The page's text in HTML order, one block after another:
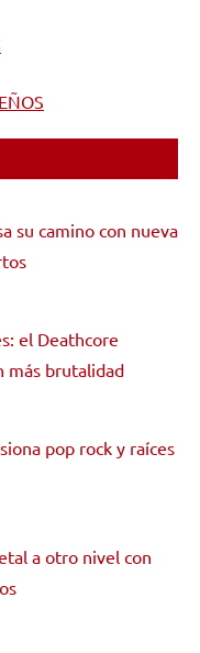
su camino con nueva
el Deathcore
más brutalidad
pop rock y raíces
a otro nivel con